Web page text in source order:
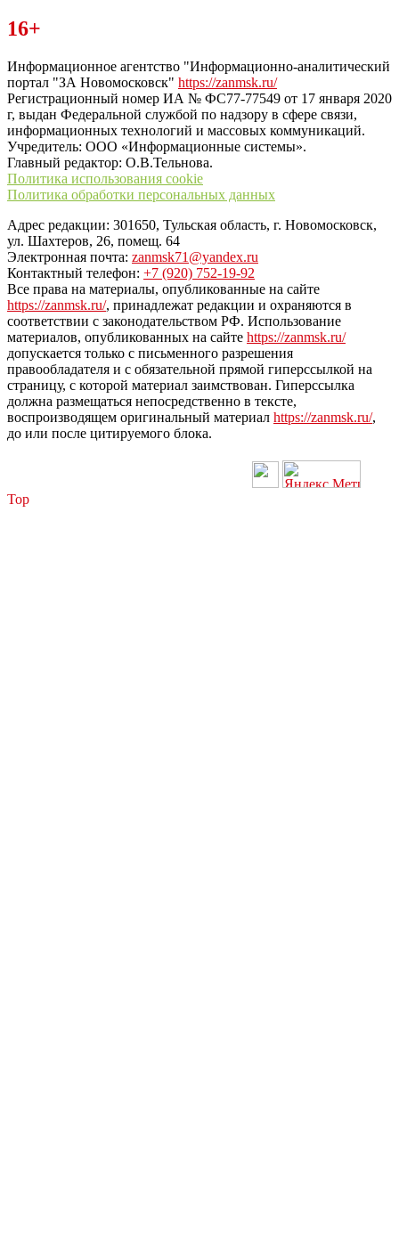
Читайте последние новости дня в Тульской области на сайте
“ЗаНовомосковск”
16+
Информационное агентство "Информационно-аналитический
портал "ЗА Новомосковск" https://zanmsk.ru/
Регистрационный номер ИА № ФС77-77549 от 17 января 2020
г, выдан Федеральной службой по надзору в сфере связи,
информационных технологий и массовых коммуникаций.
Учредитель: ООО «Информационные системы».
Главный редактор: О.В.Тельнова.
Политика использования cookie
Политика обработки персональных данных
Адрес редакции: 301650, Тульская область, г. Новомосковск,
ул. Шахтеров, 26, помещ. 64
Электронная почта: zanmsk71@yandex.ru
Контактный телефон: +7 (920) 752-19-92
Все права на материалы, опубликованные на сайте
https://zanmsk.ru/, принадлежат редакции и охраняются в
соответствии с законодательством РФ. Использование
материалов, опубликованных на сайте https://zanmsk.ru/
допускается только с письменного разрешения
правообладателя и с обязательной прямой гиперссылкой на
страницу, с которой материал заимствован. Гиперссылка
должна размещаться непосредственно в тексте,
воспроизводящем оригинальный материал https://zanmsk.ru/,
до или после цитируемого блока.
Top